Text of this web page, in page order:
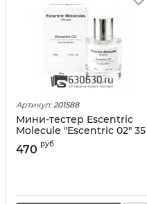
Артикул: 201588
Мини-тестер Escentric
Molecule "Escentric 02" 35
470 руб